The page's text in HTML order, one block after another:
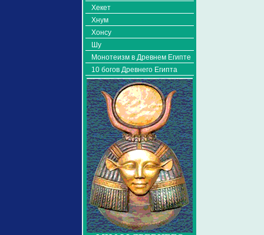
Хекет
Хнум
Хонсу
Шу
Монотеизм в Древнем Египте
10 богов Древнего Египта